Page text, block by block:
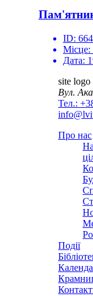
ID: 664
Місце:
Дата:
site logo
Вул.
Тел.:
Про нас
Події